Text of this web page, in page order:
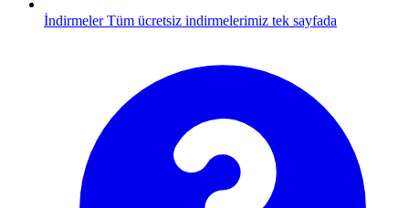
İndirmeler Tüm ücretsiz indirmelerimiz tek sayfada